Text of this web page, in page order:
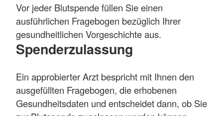
Vor jeder Blutspende füllen Sie einen
ausführlichen Fragebogen bezüglich Ihrer
gesundheitlichen Vorgeschichte aus.
Spenderzulassung
Ein approbierter Arzt bespricht mit Ihnen den
ausgefüllten Fragebogen, die erhobenen
Gesundheitsdaten und entscheidet dann, ob Sie